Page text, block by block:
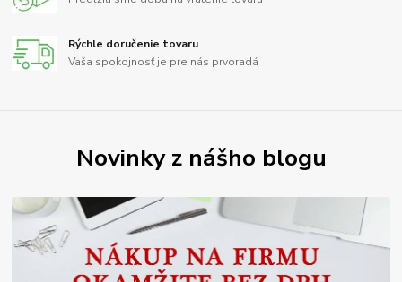
Rýchle doručenie tovaru
Vaša spokojnosť je pre nás prvoradá
Novinky z nášho blogu